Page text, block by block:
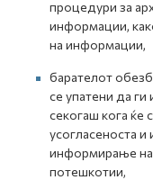
процедури за
информации,
на информации,
барателот
се упатени да
секогаш кога ќе
усогласеноста
информирање на
потешкотии,